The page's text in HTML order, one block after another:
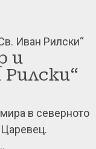
и
в северното